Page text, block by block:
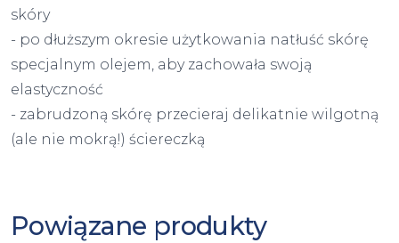
skóry
- po dłuższym okresie użytkowania natłuść skórę
specjalnym olejem, aby zachowała swoją
elastyczność
- zabrudzoną skórę przecieraj delikatnie wilgotną
(ale nie mokrą!) ściereczką
Powiązane produkty